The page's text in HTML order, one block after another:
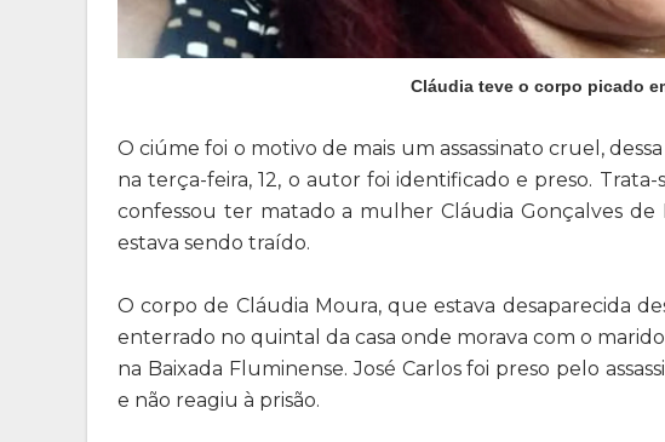
Cláudia teve o corpo picado
O ciúme foi o motivo de mais um assassinato cruel,
na terça-feira, 12, o autor foi identificado e preso.
confessou ter matado a mulher Cláudia Gonçalves de
estava sendo traído.
O corpo de Cláudia Moura, que estava desaparecida
enterrado no quintal da casa onde morava com o
na Baixada Fluminense. José Carlos foi preso pelo
e não reagiu à prisão.